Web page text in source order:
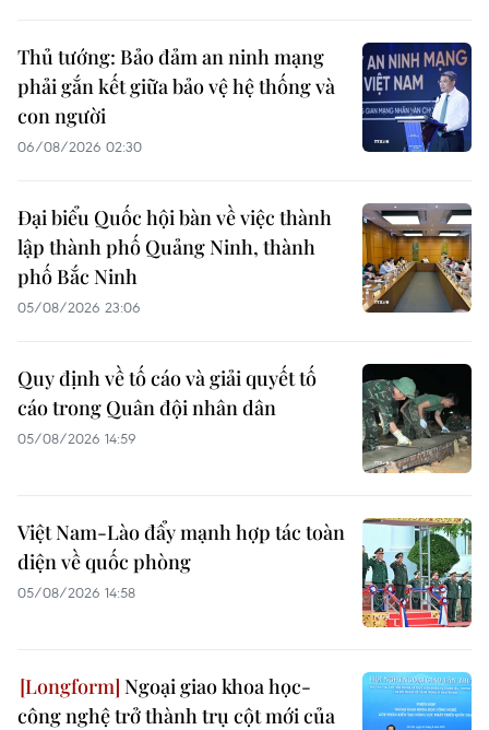
Thủ tướng: Bảo đảm an ninh mạng
phải gắn kết giữa bảo vệ hệ thống và
con người
06/08/2026 02:30
Đại biểu Quốc hội bàn về việc thành
lập thành phố Quảng Ninh, thành
phố Bắc Ninh
05/08/2026 23:06
Quy định về tố cáo và giải quyết tố
cáo trong Quân đội nhân dân
05/08/2026 14:59
Việt Nam-Lào đẩy mạnh hợp tác toàn
diện về quốc phòng
05/08/2026 14:58
Ngoại giao khoa học-
công nghệ trở thành trụ cột mới của